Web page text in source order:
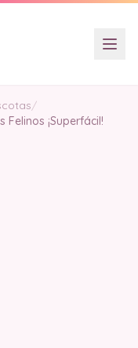
/
Felinos ¡Superfácil!